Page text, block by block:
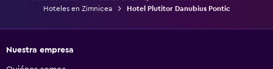
Hoteles en Zimnicea
Hotel Plutitor Danubius Pontic
Nuestra empresa